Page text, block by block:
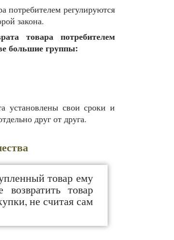
потребителем регулируются
закона.
товара потребителем
большие группы:
установлены свои сроки и
друг от друга.
товар ему
товар
не считая сам